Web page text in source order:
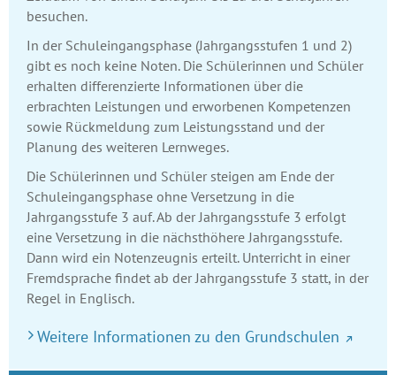
besuchen.
In der Schuleingangsphase (Jahrgangsstufen 1 und 2)
gibt es noch keine Noten. Die Schülerinnen und Schüler
erhalten differenzierte Informationen über die
erbrachten Leistungen und erworbenen Kompetenzen
sowie Rückmeldung zum Leistungsstand und der
Planung des weiteren Lernweges.
Die Schülerinnen und Schüler steigen am Ende der
Schuleingangsphase ohne Versetzung in die
Jahrgangsstufe 3 auf. Ab der Jahrgangsstufe 3 erfolgt
eine Versetzung in die nächsthöhere Jahrgangsstufe.
Dann wird ein Notenzeugnis erteilt. Unterricht in einer
Fremdsprache findet ab der Jahrgangsstufe 3 statt, in der
Regel in Englisch.
Weitere Informationen zu den Grundschulen